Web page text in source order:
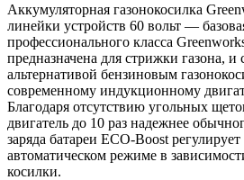
Аккумуляторная газонокосилка
линейки устройств 60 вольт —
профессионального класса
предназначена для стрижки газона,
альтернативой бензиновым
современному индукционному
Благодаря отсутствию угольных
двигатель до 10 раз надежнее
заряда батареи ECO-Boost
автоматическом режиме в
косилки.